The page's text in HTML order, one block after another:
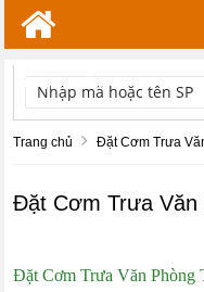
TÌM KIẾM
Trang chủ Đặt Cơm Trưa
Đặt Cơm Trưa Văn
Đặt Cơm Trưa Văn Phòng